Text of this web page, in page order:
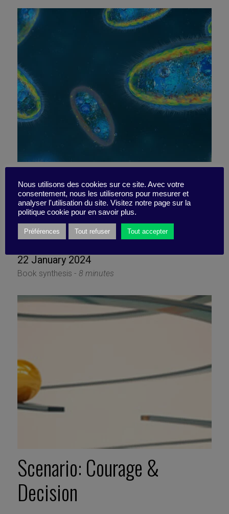
Loading...
What can we learn from the
robustness of living
organisms?
22 January 2024
Book synthesis - 8 minutes
Scenario: Courage &
Decision
Nous utilisons des cookies sur ce site. Avec votre
consentement, nous les utiliserons pour mesurer et
analyser l'utilisation du site. Visitez notre page sur la
politique cookie pour en savoir plus.
Préférences Tout refuser Tout accepter